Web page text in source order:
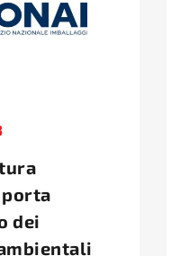
dei